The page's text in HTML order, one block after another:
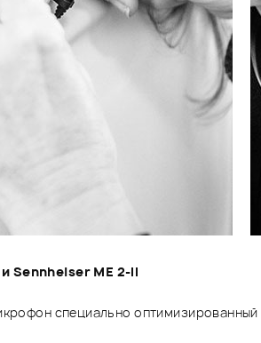
Sennheiser ME 2-II
специально